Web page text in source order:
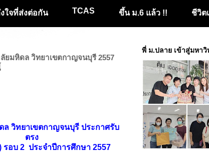
ใจที่ส่งต่อกัน TCAS ขึ้น ม.6 แล้ว !! ชีวิต
ยมหิดล วิทยาเขตกาญจนบุรี 2557
ล วิทยาเขตกาญจนบุรี ประกาศรับ
ตรง
รอบ 2 ประจำปีการศึกษา 2557
พี่ ม.ปลาย เข้าสู่มหาวิ